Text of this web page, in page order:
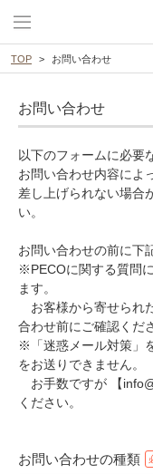
TOP お問い合わせ
お問い合わせ
以下のフォームに必要
お問い合わせ内容によ
差し上げられない場合
い。
お問い合わせの前に下
※PECOに関する質問
ます。
お客様から寄せられ
合わせ前にご確認くだ
※「迷惑メール対策」
をお送りできません。
お手数ですが 【
ください。
お問い合わせの種類